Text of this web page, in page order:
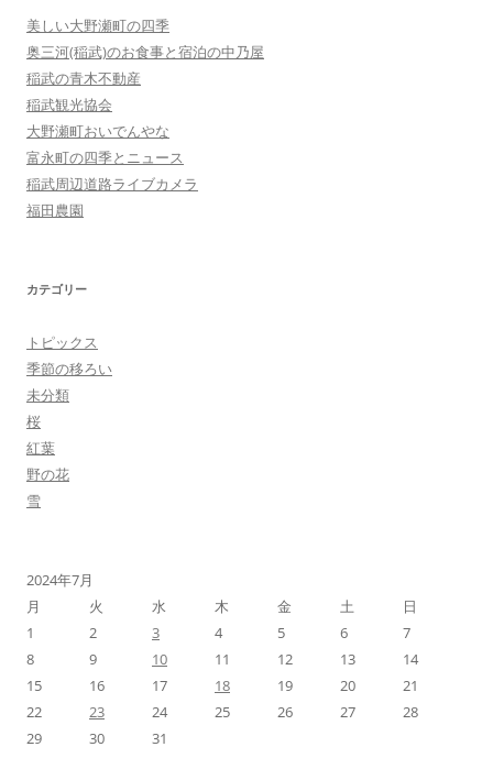
美しい大野瀬町の四季
奥三河(稲武)のお食事と宿泊の中乃屋
稲武の青木不動産
稲武観光協会
大野瀬町おいでんやな
富永町の四季とニュース
稲武周辺道路ライブカメラ
福田農園
カテゴリー
トピックス
季節の移ろい
未分類
桜
紅葉
野の花
雪
2024年7月
月
火 水 木 金 土
日
1
2 3 4 5 6
7
8
9 10 11 12 13
14
15
16 17 18 19 20
21
22
23 24 25 26 27
28
29
30
31